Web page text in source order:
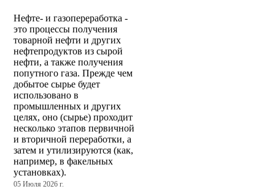
Нефте- и газопереработка -
это процессы получения
товарной нефти и других
нефтепродуктов из сырой
нефти, а также получения
попутного газа. Прежде чем
добытое сырье будет
использовано в
промышленных и других
целях, оно (сырье) проходит
несколько этапов первичной
и вторичной переработки, а
затем и утилизируются (как,
например, в факельных
установках).
05 Июля 2026 г.